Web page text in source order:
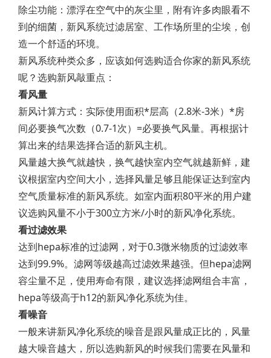
除尘功能：漂浮在空气中的灰尘里，附有许多肉眼看不
到的细菌，新风系统过滤居室、工作场所里的尘埃，创
造一个舒适的环境。
新风系统种类众多，应该如何选购适合你家的新风系统
呢？选购新风敲重点：
看风量
新风计算方式：实际使用面积*层高（2.8米-3米）*房
间必要换气次数（0.7-1次）=必要换气风量。再根据计
算出来的结果选择合适的新风主机。
风量越大换气就越快，换气越快室内空气就越新鲜，建
议根据室内空间大小，选择风量足够且能保证达到室内
空气质量标准的新风系统。如室内面积80平米的用户建
议选购风量不小于300立方米/小时的新风净化系统。
看过滤效果
达到hepa标准的过滤网，对于0.3微米物质的过滤效率
达到99.9%。滤网等级越高过滤效果越强。但hepa滤网
容尘量不足，使用寿命有限，建议选择滤网组合丰富，
hepa等级高于h12的新风净化系统为佳。
看噪音
一般来讲新风净化系统的噪音是跟风量成正比的，风量
越大噪音越大，所以选购新风的时候我们需要在风量和